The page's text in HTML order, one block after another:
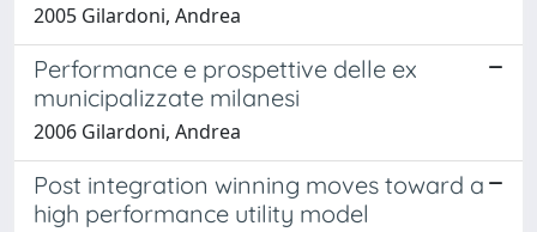
2005 Gilardoni, Andrea
Performance e prospettive delle ex
municipalizzate milanesi
2006 Gilardoni, Andrea
Post integration winning moves toward a
high performance utility model